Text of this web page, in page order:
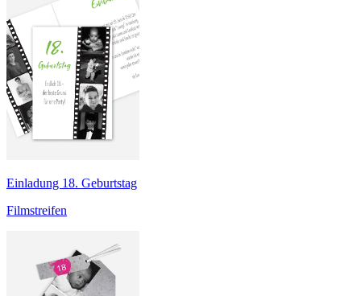
Einladung 18. Geburtstag
Filmstreifen